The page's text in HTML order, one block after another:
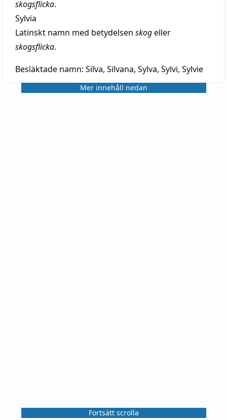
skogsflicka.
Sylvia
Latinskt namn med betydelsen skogeller
skogsflicka.
Besläktade namn: Silva, Silvana, Sylva, Sylvi, Sylvie
Mer innehåll nedan
Fortsätt scrolla